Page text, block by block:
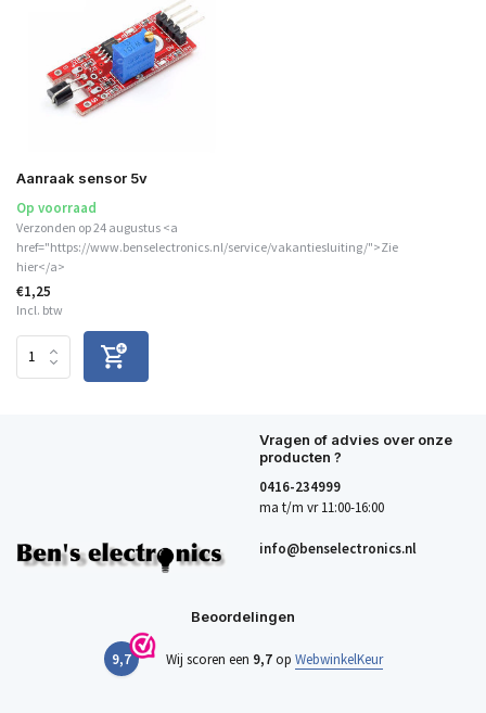
Aanraak sensor 5v
Op voorraad
Verzonden op 24 augustus <a
href="https://www.benselectronics.nl/service/vakantiesluiting/">Zie
hier</a>
€1,25
Incl. btw
Vragen of advies over onze
producten ?
0416-234999
ma t/m vr 11:00-16:00
info@benselectronics.nl
Beoordelingen
9,7 Wij scoren een 9,7op WebwinkelKeur